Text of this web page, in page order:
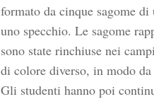
formato da cinque sagome
uno specchio. Le sagome
sono state rinchiuse nei
di colore diverso, in modo
Gli studenti hanno poi